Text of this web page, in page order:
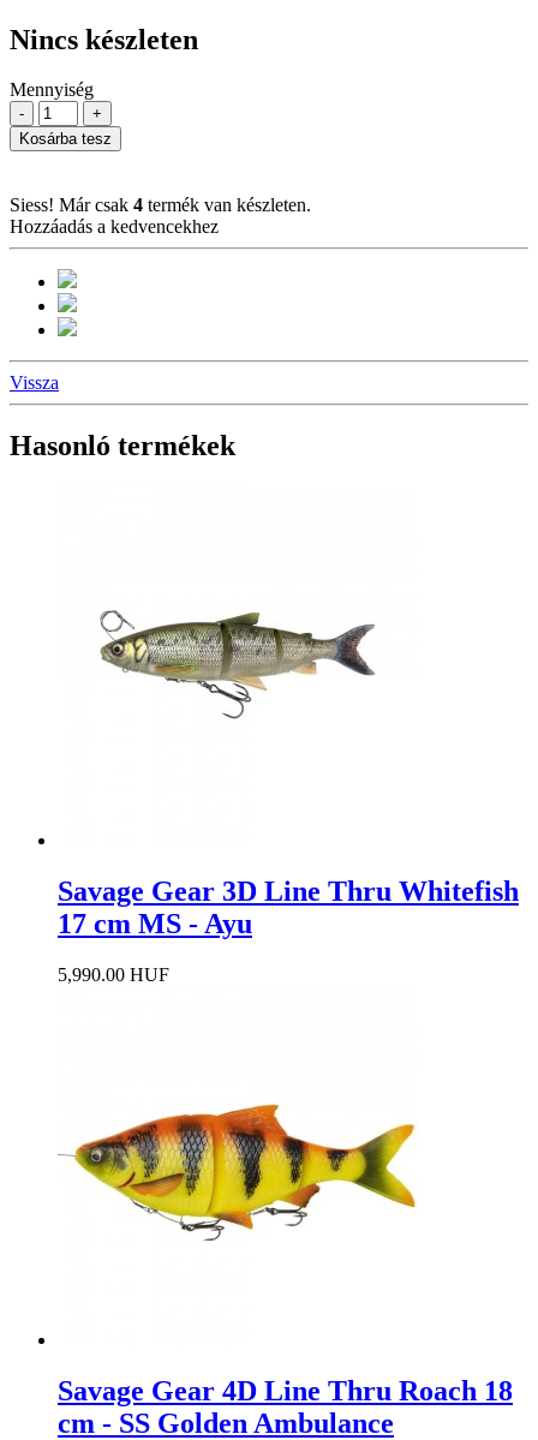
Nincs készleten
Mennyiség
-
+
Kosárba tesz
Siess! Már csak 4 termék van készleten.
Hozzáadás a kedvencekhez
Vissza
Hasonló termékek
Savage Gear 3D Line Thru Whitefish
17 cm MS - Ayu
5,990.00 HUF
Savage Gear 4D Line Thru Roach 18
cm - SS Golden Ambulance